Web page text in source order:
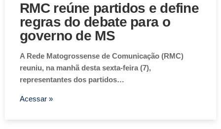
RMC reúne partidos e define
regras do debate para o
governo de MS
A Rede Matogrossense de Comunicação (RMC)
reuniu, na manhã desta sexta-feira (7),
representantes dos partidos…
Acessar »